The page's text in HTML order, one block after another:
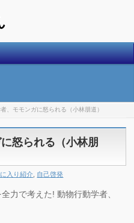
、モモンガに怒られる（小林朋道）
怒られる（小林朋
入り紹介 自己啓発
力で考えた! 動物行動学者、